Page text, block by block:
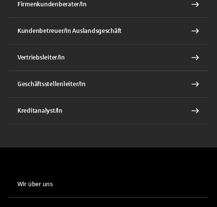
Firmenkundenberater/In
Kundenbetreuer/In Auslandsgeschäft
Vertriebsleiter/In
Geschäftsstellenleiter/In
Kreditanalyst/In
Wir über uns